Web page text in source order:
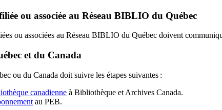
ou associée au Réseau BIBLIO du Québec
ou associées au Réseau BIBLIO du Québec doivent
et du Canada
ou du Canada doit suivre les étapes suivantes :
canadienne à Bibliothèque et Archives Canada.
au PEB.